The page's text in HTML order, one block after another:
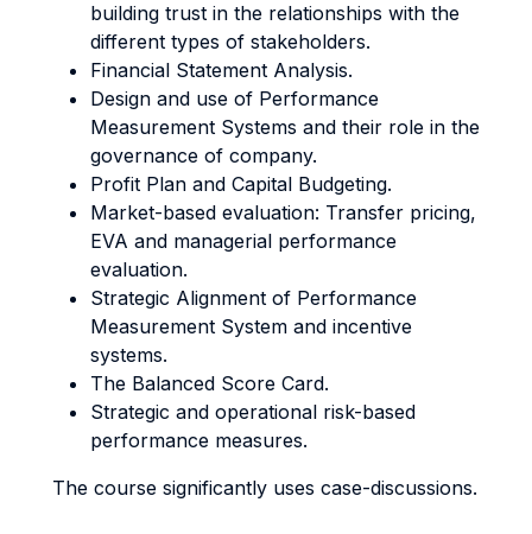
building trust in the relationships with the
different types of stakeholders.
Financial Statement Analysis.
Design and use of Performance
Measurement Systems and their role in the
governance of company.
Profit Plan and Capital Budgeting.
Market-based evaluation: Transfer pricing,
EVA and managerial performance
evaluation.
Strategic Alignment of Performance
Measurement System and incentive
systems.
The Balanced Score Card.
Strategic and operational risk-based
performance measures.
The course significantly uses case-discussions.